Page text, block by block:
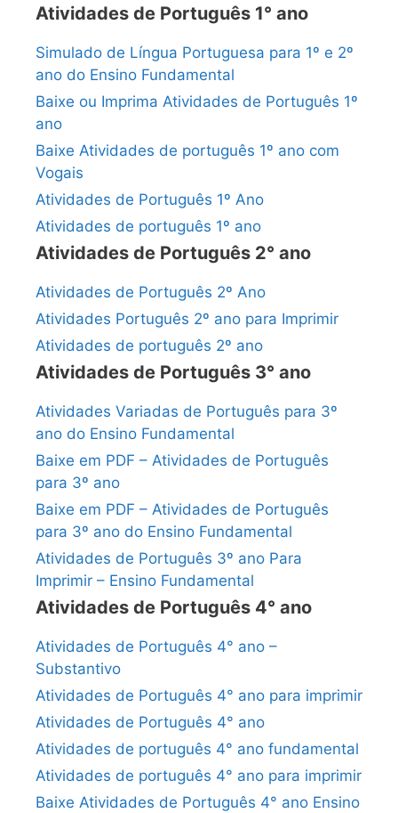
Atividades de Português 1° ano
Simulado de Língua Portuguesa para 1º e 2º
ano do Ensino Fundamental
Baixe ou Imprima Atividades de Português 1º
ano
Baixe Atividades de português 1º ano com
Vogais
Atividades de Português 1º Ano
Atividades de português 1º ano
Atividades de Português 2° ano
Atividades de Português 2º Ano
Atividades Português 2º ano para Imprimir
Atividades de português 2º ano
Atividades de Português 3° ano
Atividades Variadas de Português para 3º
ano do Ensino Fundamental
Baixe em PDF – Atividades de Português
para 3º ano
Baixe em PDF – Atividades de Português
para 3º ano do Ensino Fundamental
Atividades de Português 3º ano Para
Imprimir – Ensino Fundamental
Atividades de Português 4° ano
Atividades de Português 4° ano –
Substantivo
Atividades de Português 4° ano para imprimir
Atividades de Português 4° ano
Atividades de português 4° ano fundamental
Atividades de português 4° ano para imprimir
Baixe Atividades de Português 4° ano Ensino